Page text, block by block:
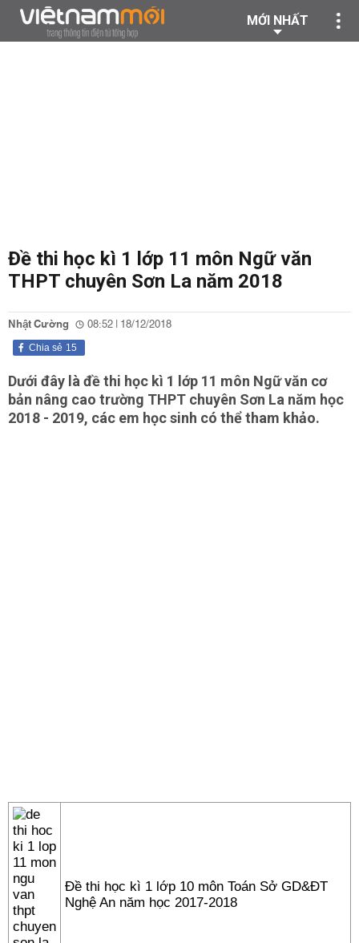
MỚI NHẤT
Đề thi học kì 1 lớp 11 môn Ngữ văn
THPT chuyên Sơn La năm 2018
Nhật Cường 08:52 | 18/12/2018
15
Chia sẻ
Dưới đây là đề thi học kì 1 lớp 11 môn Ngữ văn cơ
bản nâng cao trường THPT chuyên Sơn La năm học
2018 - 2019, các em học sinh có thể tham khảo.
Đề thi học kì 1 lớp 10 môn Toán Sở GD&ĐT
Nghệ An năm học 2017-2018